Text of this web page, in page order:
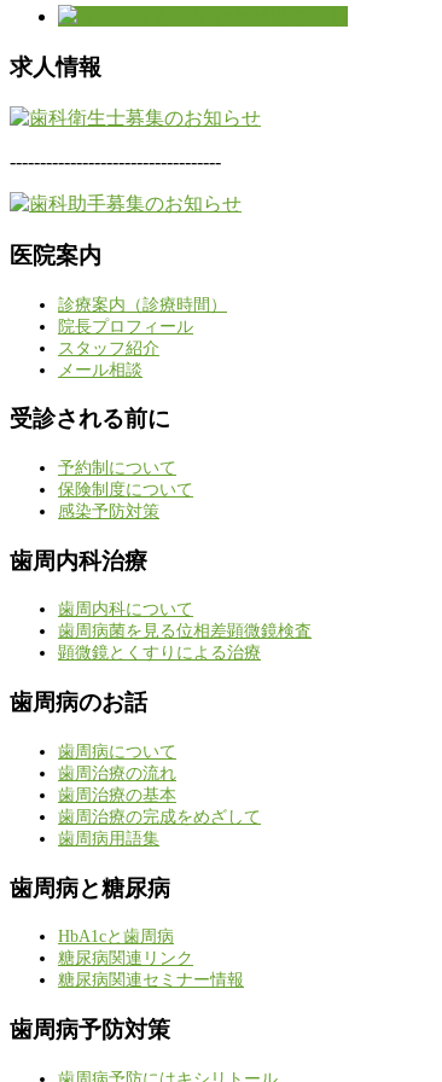
求人情報
-----------------------------------
医院案内
診療案内（診療時間）
院長プロフィール
スタッフ紹介
メール相談
受診される前に
予約制について
保険制度について
感染予防対策
歯周内科治療
歯周内科について
歯周病菌を見る位相差顕微鏡検査
顕微鏡とくすりによる治療
歯周病のお話
歯周病について
歯周治療の流れ
歯周治療の基本
歯周治療の完成をめざして
歯周病用語集
歯周病と糖尿病
HbA1cと歯周病
糖尿病関連リンク
糖尿病関連セミナー情報
歯周病予防対策